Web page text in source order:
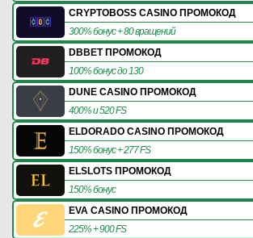
CRYPTOBOSS CASINO ПРОМОКОД
300% бонус + 80 вращений
DBBET ПРОМОКОД
100% бонус до 130
DUNE CASINO ПРОМОКОД
400% и 520 FS
ELDORADO CASINO ПРОМОКОД
150% бонус + 277 FS
ELSLOTS ПРОМОКОД
150% бонус
EVA CASINO ПРОМОКОД
225% + 900 FS